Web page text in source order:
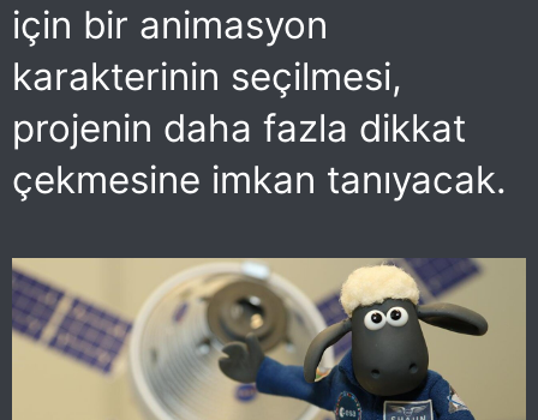
için bir animasyon
karakterinin seçilmesi,
projenin daha fazla dikkat
çekmesine imkan tanıyacak.